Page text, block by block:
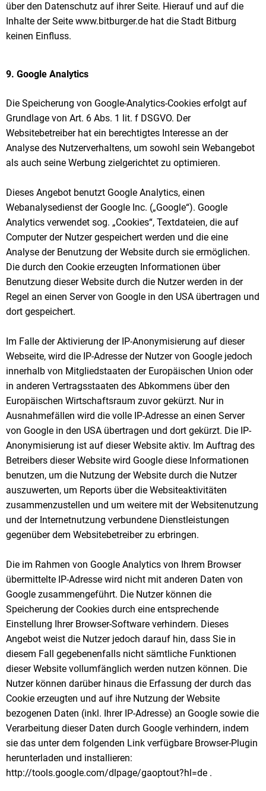
über den Datenschutz auf ihrer Seite. Hierauf und auf die
Inhalte der Seite www.bitburger.de hat die Stadt Bitburg
keinen Einfluss.
9. Google Analytics
Die Speicherung von Google-Analytics-Cookies erfolgt auf
Grundlage von Art. 6 Abs. 1 lit. f DSGVO. Der
Websitebetreiber hat ein berechtigtes Interesse an der
Analyse des Nutzerverhaltens, um sowohl sein Webangebot
als auch seine Werbung zielgerichtet zu optimieren.
Dieses Angebot benutzt Google Analytics, einen
Webanalysedienst der Google Inc. („Google“). Google
Analytics verwendet sog. „Cookies“, Textdateien, die auf
Computer der Nutzer gespeichert werden und die eine
Analyse der Benutzung der Website durch sie ermöglichen.
Die durch den Cookie erzeugten Informationen über
Benutzung dieser Website durch die Nutzer werden in der
Regel an einen Server von Google in den USA übertragen und
dort gespeichert.
Im Falle der Aktivierung der IP-Anonymisierung auf dieser
Webseite, wird die IP-Adresse der Nutzer von Google jedoch
innerhalb von Mitgliedstaaten der Europäischen Union oder
in anderen Vertragsstaaten des Abkommens über den
Europäischen Wirtschaftsraum zuvor gekürzt. Nur in
Ausnahmefällen wird die volle IP-Adresse an einen Server
von Google in den USA übertragen und dort gekürzt. Die IP-
Anonymisierung ist auf dieser Website aktiv. Im Auftrag des
Betreibers dieser Website wird Google diese Informationen
benutzen, um die Nutzung der Website durch die Nutzer
auszuwerten, um Reports über die Websiteaktivitäten
zusammenzustellen und um weitere mit der Websitenutzung
und der Internetnutzung verbundene Dienstleistungen
gegenüber dem Websitebetreiber zu erbringen.
Die im Rahmen von Google Analytics von Ihrem Browser
übermittelte IP-Adresse wird nicht mit anderen Daten von
Google zusammengeführt. Die Nutzer können die
Speicherung der Cookies durch eine entsprechende
Einstellung Ihrer Browser-Software verhindern. Dieses
Angebot weist die Nutzer jedoch darauf hin, dass Sie in
diesem Fall gegebenenfalls nicht sämtliche Funktionen
dieser Website vollumfänglich werden nutzen können. Die
Nutzer können darüber hinaus die Erfassung der durch das
Cookie erzeugten und auf ihre Nutzung der Website
bezogenen Daten (inkl. Ihrer IP-Adresse) an Google sowie die
Verarbeitung dieser Daten durch Google verhindern, indem
sie das unter dem folgenden Link verfügbare Browser-Plugin
herunterladen und installieren:
http://tools.google.com/dlpage/gaoptout?hl=de .